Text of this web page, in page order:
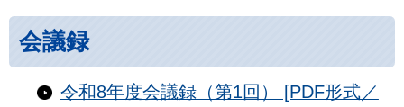
会議録
令和8年度会議録（第1回） [PDF形式／